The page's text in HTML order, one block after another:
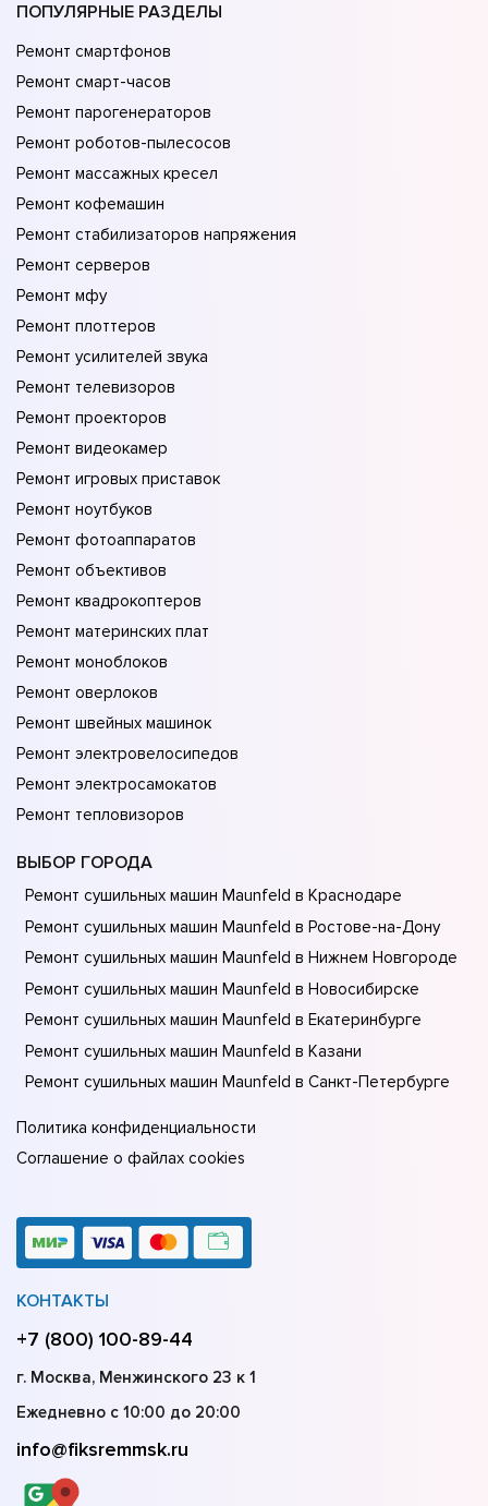
ПОПУЛЯРНЫЕ РАЗДЕЛЫ
Ремонт смартфонов
Ремонт смарт-часов
Ремонт парогенераторов
Ремонт роботов-пылесосов
Ремонт массажных кресел
Ремонт кофемашин
Ремонт стабилизаторов напряжения
Ремонт серверов
Ремонт мфу
Ремонт плоттеров
Ремонт усилителей звука
Ремонт телевизоров
Ремонт проекторов
Ремонт видеокамер
Ремонт игровых приставок
Ремонт ноутбуков
Ремонт фотоаппаратов
Ремонт объективов
Ремонт квадрокоптеров
Ремонт материнских плат
Ремонт моноблоков
Ремонт оверлоков
Ремонт швейных машинок
Ремонт электровелосипедов
Ремонт электросамокатов
Ремонт тепловизоров
ВЫБОР ГОРОДА
Ремонт сушильных машин Maunfeld в Краснодаре
Ремонт сушильных машин Maunfeld в Ростове-на-Донy
Ремонт сушильных машин Maunfeld в Нижнем Новгороде
Ремонт сушильных машин Maunfeld в Новосибирске
Ремонт сушильных машин Maunfeld в Екатеринбурге
Ремонт сушильных машин Maunfeld в Казани
Ремонт сушильных машин Maunfeld в Санкт-Петербурге
Политика конфиденциальности
Соглашение о файлах cookies
КОНТАКТЫ
+7 (800) 100-89-44
г. Москва, Менжинского 23 к 1
Ежедневно с 10:00 до 20:00
info@fiksremmsk.ru